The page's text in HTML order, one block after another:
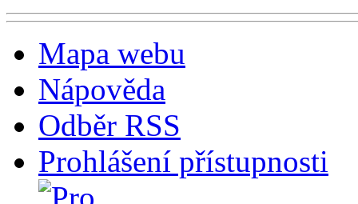
Mapa webu
Nápověda
Odběr RSS
Prohlášení přístupnosti